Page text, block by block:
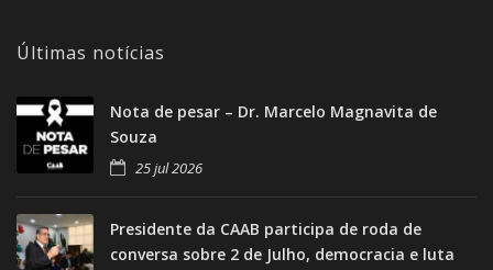
Últimas notícias
Nota de pesar – Dr. Marcelo Magnavita de
Souza
25 jul 2026
Presidente da CAAB participa de roda de
conversa sobre 2 de Julho, democracia e luta